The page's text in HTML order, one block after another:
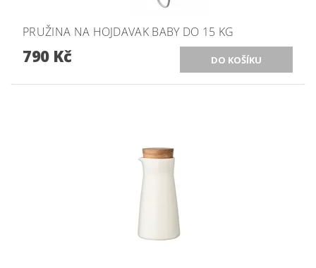
PRUŽINA NA HOJDAVAK BABY DO 15 KG
790 Kč